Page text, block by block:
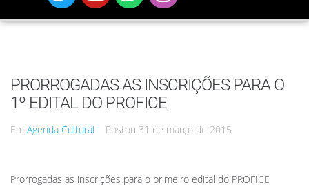
PRORROGADAS AS INSCRIÇÕES PARA O
1º EDITAL DO PROFICE
Em Agenda Cultural Postou 31 de março de 2015
Prorrogadas as inscrições para o primeiro edital do PROFICE